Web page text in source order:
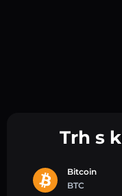
Trh s
Bitcoin
BTC